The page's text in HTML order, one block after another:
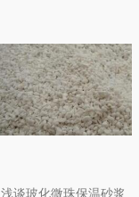
浅谈玻化微珠保温砂浆